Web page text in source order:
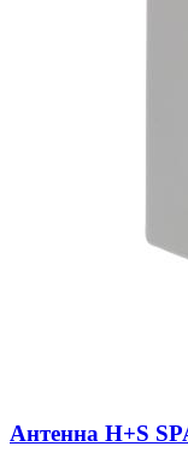
Антенна H+S